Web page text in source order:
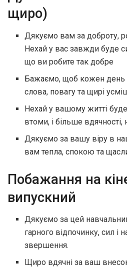
щиро)
Дякуємо вам за доброту,
Нехай у вас завжди буде
що ви робите так добре
Бажаємо, щоб кожен день
слова, повагу та щирі
Нехай у вашому житті
втоми, і більше вдячності,
Дякуємо за вашу віру в
вам тепла, спокою та
Побажання на
випускний
Дякуємо за цей
гарного відпочинку, сил і
звершення.
Щиро вдячні за ваш